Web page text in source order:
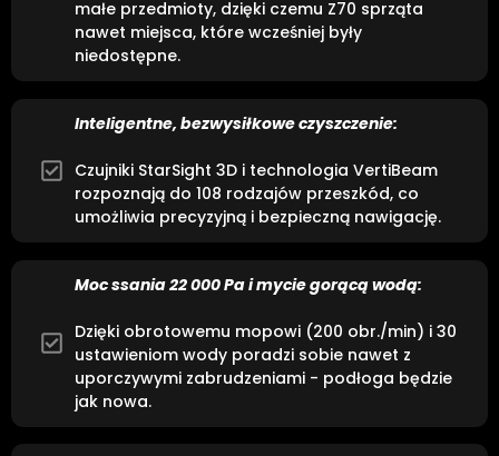
małe przedmioty, dzięki czemu Z70 sprząta
nawet miejsca, które wcześniej były
niedostępne.
Inteligentne, bezwysiłkowe czyszczenie:
Czujniki StarSight 3D i technologia VertiBeam
rozpoznają do 108 rodzajów przeszkód, co
umożliwia precyzyjną i bezpieczną nawigację.
Moc ssania 22 000 Pa i mycie gorącą wodą:
Dzięki obrotowemu mopowi (200 obr./min) i 30
ustawieniom wody poradzi sobie nawet z
uporczywymi zabrudzeniami - podłoga będzie
jak nowa.